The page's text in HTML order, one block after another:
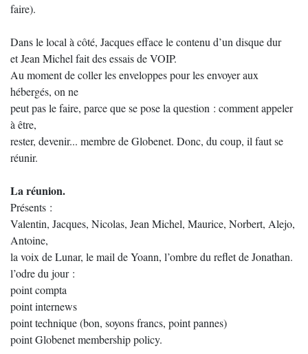
faire).
Dans le local à côté, Jacques efface le contenu d’un disque dur
et Jean Michel fait des essais de VOIP.
Au moment de coller les enveloppes pour les envoyer aux
hébergés, on ne
peut pas le faire, parce que se pose la question : comment appeler
à être,
rester, devenir... membre de Globenet. Donc, du coup, il faut se
réunir.
La réunion.
Présents :
Valentin, Jacques, Nicolas, Jean Michel, Maurice, Norbert, Alejo,
Antoine,
la voix de Lunar, le mail de Yoann, l’ombre du reflet de Jonathan.
l’odre du jour :
point compta
point internews
point technique (bon, soyons francs, point pannes)
point Globenet membership policy.